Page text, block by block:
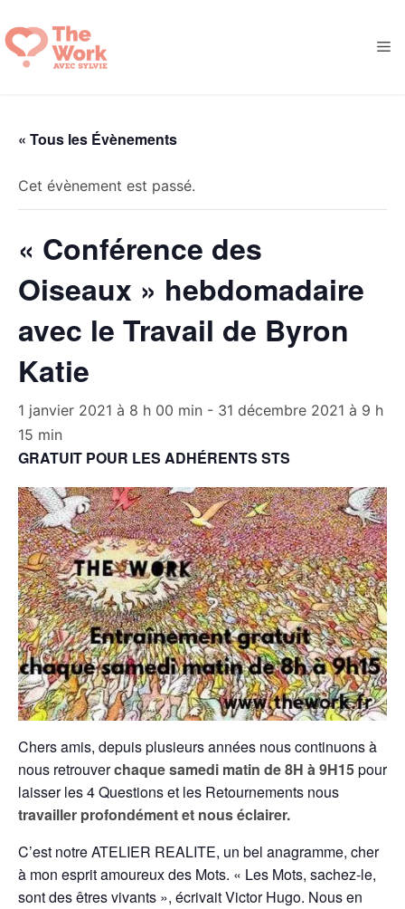
au
contenu
« Tous les Évènements
Cet évènement est passé.
« Conférence des
Oiseaux » hebdomadaire
avec le Travail de Byron
Katie
1 janvier 2021 à 8 h 00 min - 31 décembre 2021 à 9 h
15 min
GRATUIT POUR LES ADHÉRENTS STS
Chers amis, depuis plusieurs années nous continuons à
nous retrouverchaque samedi matin de 8H à 9H15pour
laisser les 4 Questions et les Retournements nous
travailler profondément et nous éclairer.
C’est notre ATELIER REALITE, un bel anagramme, cher
à mon esprit amoureux des Mots. « Les Mots, sachez-le,
sont des êtres vivants », écrivait Victor Hugo. Nous en